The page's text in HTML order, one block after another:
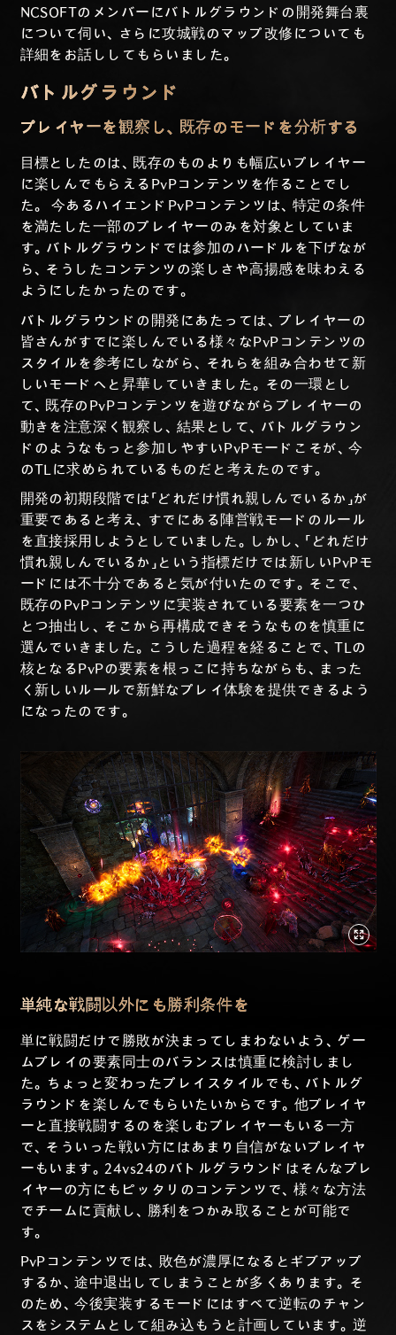
NCSOFTのメンバーにバトルグラウンドの開発舞台裏
について伺い、さらに攻城戦のマップ改修についても
詳細をお話ししてもらいました。
バトルグラウンド
プレイヤーを観察し、既存のモードを分析する
目標としたのは、既存のものよりも幅広いプレイヤー
に楽しんでもらえるPvPコンテンツを作ることでし
た。 今あるハイエンドPvPコンテンツは、特定の条件
を満たした一部のプレイヤーのみを対象としていま
す。バトルグラウンドでは参加のハードルを下げなが
ら、そうしたコンテンツの楽しさや高揚感を味わえる
ようにしたかったのです。
バトルグラウンドの開発にあたっては、プレイヤーの
皆さんがすでに楽しんでいる様々なPvPコンテンツの
スタイルを参考にしながら、それらを組み合わせて新
しいモードへと昇華していきました。その一環とし
て、既存のPvPコンテンツを遊びながらプレイヤーの
動きを注意深く観察し、結果として、バトルグラウン
ドのようなもっと参加しやすいPvPモードこそが、今
のTLに求められているものだと考えたのです。
開発の初期段階では「どれだけ慣れ親しんでいるか」が
重要であると考え、すでにある陣営戦モードのルール
を直接採用しようとしていました。しかし、「どれだけ
慣れ親しんでいるか」という指標だけでは新しいPvPモ
ードには不十分であると気が付いたのです。そこで、
既存のPvPコンテンツに実装されている要素を一つひ
とつ抽出し、そこから再構成できそうなものを慎重に
選んでいきました。こうした過程を経ることで、TLの
核となるPvPの要素を根っこに持ちながらも、まった
く新しいルールで新鮮なプレイ体験を提供できるよう
になったのです。
単純な戦闘以外にも勝利条件を
単に戦闘だけで勝敗が決まってしまわないよう、ゲー
ムプレイの要素同士のバランスは慎重に検討しまし
た。ちょっと変わったプレイスタイルでも、バトルグ
ラウンドを楽しんでもらいたいからです。他プレイヤ
ーと直接戦闘するのを楽しむプレイヤーもいる一方
で、そういった戦い方にはあまり自信がないプレイヤ
ーもいます。24vs24のバトルグラウンドはそんなプレ
イヤーの方にもピッタリのコンテンツで、様々な方法
でチームに貢献し、勝利をつかみ取ることが可能で
す。
PvPコンテンツでは、敗色が濃厚になるとギブアップ
するか、途中退出してしまうことが多くあります。そ
のため、今後実装するモードにはすべて逆転のチャン
スをシステムとして組み込もうと計画しています。逆